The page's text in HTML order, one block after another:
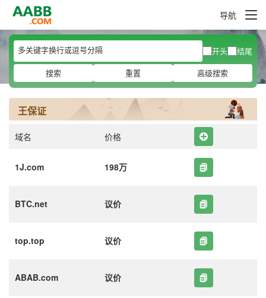
导航
开头
结尾
搜索
重置 高级搜索
王保证
域名 价格
1J.com 198万
BTC.net 议价
top.top 议价
ABAB.com 议价